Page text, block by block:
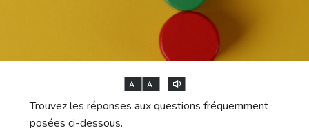
A- A+
Trouvez les réponses aux questions fréquemment
posées ci-dessous.